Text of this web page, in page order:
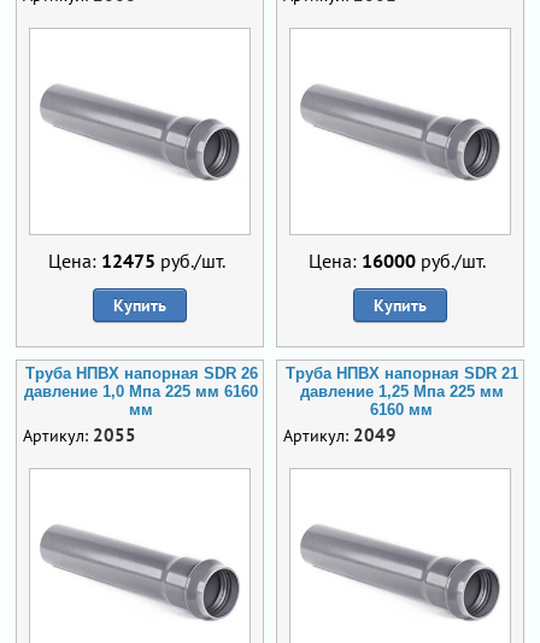
Цена: 12475 руб./шт.
Купить
Цена: 16000 руб./шт.
Купить
Труба НПВХ напорная SDR 26
давление 1,0 Мпа 225 мм 6160
мм
Артикул: 2055
Труба НПВХ напорная SDR 21
давление 1,25 Мпа 225 мм
6160 мм
Артикул: 2049